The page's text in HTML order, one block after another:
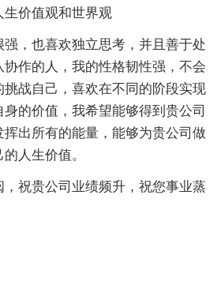
生价值观和世界观
，也喜欢独立思考，并且善于处
作的人，我的性格韧性强，不会
战自己，喜欢在不同的阶段实现
的价值，我希望能够得到贵公司
出所有的能量，能够为贵公司做
人生价值。
祝贵公司业绩频升，祝您事业蒸